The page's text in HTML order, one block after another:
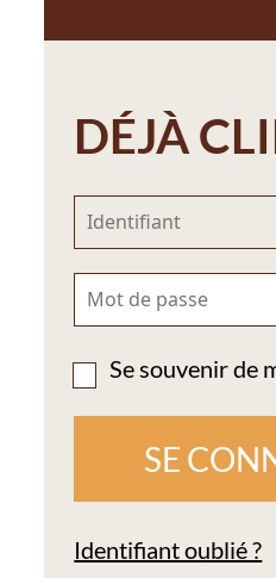
DÉJÀ
Se souvenir de
Identifiant oublié ?